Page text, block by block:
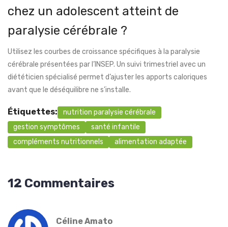
chez un adolescent atteint de
paralysie cérébrale ?
Utilisez les courbes de croissance spécifiques à la paralysie
cérébrale présentées par l’INSEP. Un suivi trimestriel avec un
diététicien spécialisé permet d’ajuster les apports caloriques
avant que le déséquilibre ne s’installe.
Étiquettes:
nutrition paralysie cérébrale
gestion symptômes
santé infantile
compléments nutritionnels
alimentation adaptée
12 Commentaires
Céline Amato